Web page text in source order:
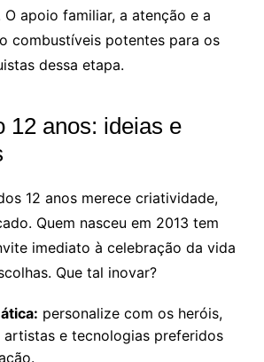
O apoio familiar, a atenção e a
combustíveis potentes para os
dessa etapa.
12 anos: ideias e
12 anos merece criatividade,
Quem nasceu em 2013 tem
imediato à celebração da vida
Que tal inovar?
personalize com os heróis,
artistas e tecnologias preferidos